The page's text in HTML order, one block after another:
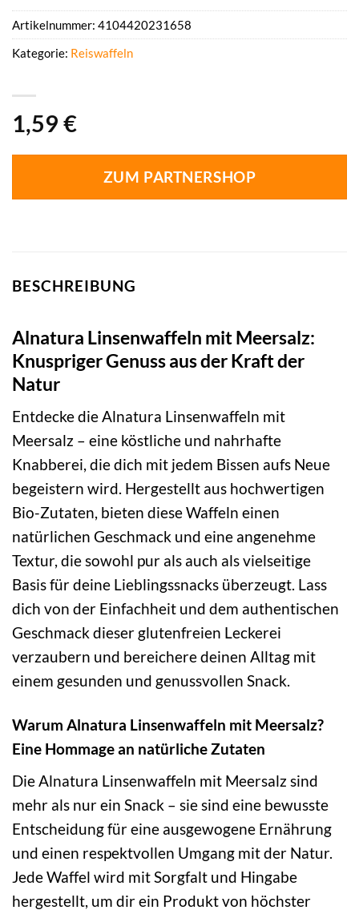
1,59 €
ZUM PARTNERSHOP
Artikelnummer: 4104420231658
Kategorie: Reiswaffeln
BESCHREIBUNG
Alnatura Linsenwaffeln mit Meersalz:
Knuspriger Genuss aus der Kraft der
Natur
Entdecke die Alnatura Linsenwaffeln mit
Meersalz – eine köstliche und nahrhafte
Knabberei, die dich mit jedem Bissen aufs Neue
begeistern wird. Hergestellt aus hochwertigen
Bio-Zutaten, bieten diese Waffeln einen
natürlichen Geschmack und eine angenehme
Textur, die sowohl pur als auch als vielseitige
Basis für deine Lieblingssnacks überzeugt. Lass
dich von der Einfachheit und dem authentischen
Geschmack dieser glutenfreien Leckerei
verzaubern und bereichere deinen Alltag mit
einem gesunden und genussvollen Snack.
Warum Alnatura Linsenwaffeln mit Meersalz?
Eine Hommage an natürliche Zutaten
Die Alnatura Linsenwaffeln mit Meersalz sind
mehr als nur ein Snack – sie sind eine bewusste
Entscheidung für eine ausgewogene Ernährung
und einen respektvollen Umgang mit der Natur.
Jede Waffel wird mit Sorgfalt und Hingabe
hergestellt, um dir ein Produkt von höchster